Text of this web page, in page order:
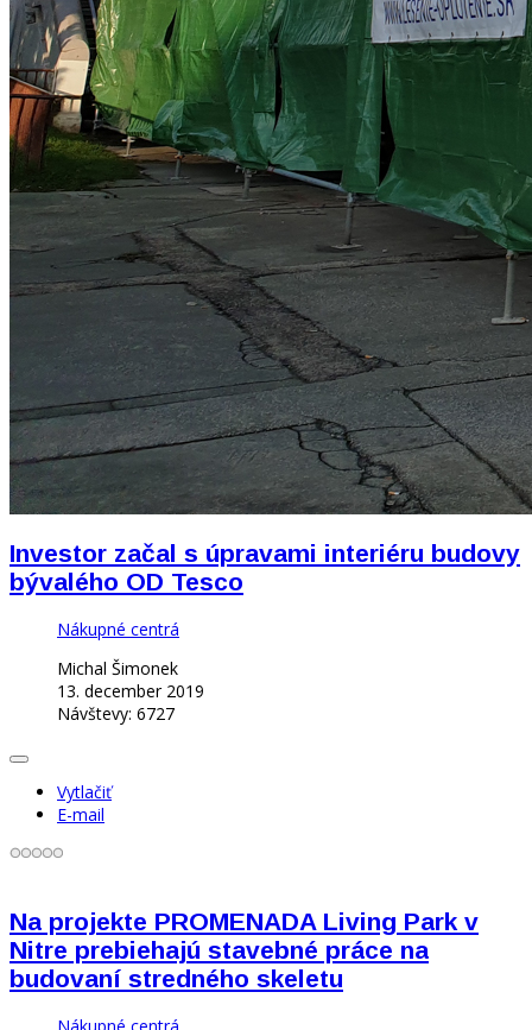
Investor začal s úpravami interiéru budovy
bývalého OD Tesco
Nákupné centrá
Michal Šimonek
13. december 2019
Návštevy: 6727
Vytlačiť
E-mail
Na projekte PROMENADA Living Park v
Nitre prebiehajú stavebné práce na
budovaní stredného skeletu
Nákupné centrá